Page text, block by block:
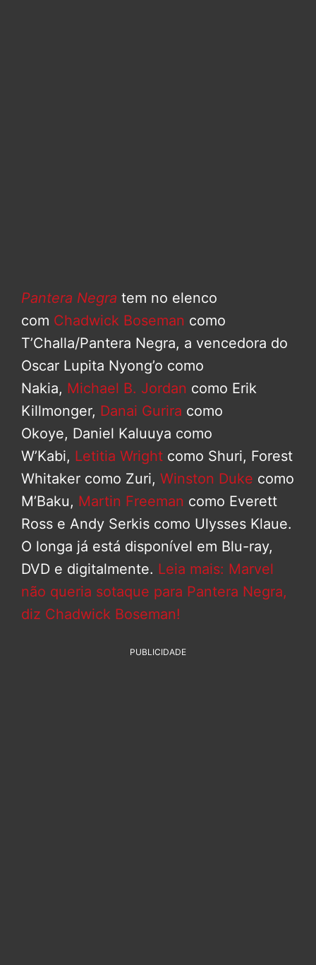
Pantera Negra tem no elenco
com Chadwick Boseman como
T’Challa/Pantera Negra, a vencedora do
Oscar Lupita Nyong’o como
Nakia, Michael B. Jordan como Erik
Killmonger, Danai Gurira como
Okoye, Daniel Kaluuya como
W’Kabi, Letitia Wright como Shuri, Forest
Whitaker como Zuri, Winston Duke como
M’Baku, Martin Freeman como Everett
Ross e Andy Serkis como Ulysses Klaue.
O longa já está disponível em Blu-ray,
DVD e digitalmente. Leia mais: Marvel
não queria sotaque para Pantera Negra,
diz Chadwick Boseman!
PUBLICIDADE